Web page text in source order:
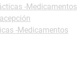
-Medicamentos
-Medicamentos